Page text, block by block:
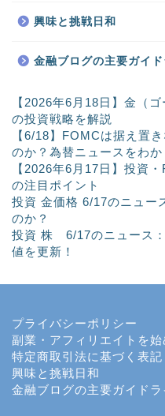
興味と挑戦日和
金融ブログの主要ガイ
【2026年6月18日】金（
の投資戦略を解説
【6/18】FOMCは据え置
のか？為替ニュースをわ
【2026年6月17日】投資
の注目ポイント
投資 金価格 6/17のニュー
のか？
投資 株 6/17のニュース
値を更新！
プライバシーポリシー
副業・アフィリエイトを始
特定商取引法に基づく表記
興味と挑戦日和
金融ブログの主要ガイドラ